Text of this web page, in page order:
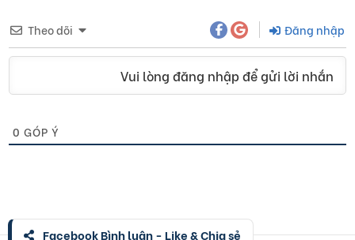
Theo dõi Đăng nhập
Vui lòng đăng nhập để gửi lời nhắn
0 GÓP Ý
Facebook Bình luận - Like & Chia sẻ